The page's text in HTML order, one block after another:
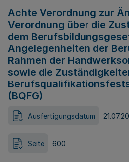
Achte Verordnung zur
Verordnung über die
dem
Angelegenheiten der
Rahmen der
sowie die
(BQFG)
Ausfertigungsdatum
Seite 600